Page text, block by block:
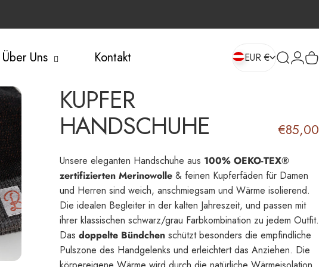
Über Uns Kontakt EUR € SucheLogin
KUPFER
HANDSCHUHE €85,00
Unsere eleganten Handschuhe aus 100% OEKO-TEX®
zertifizierten Merinowolle& feinen Kupferfäden für Damen
und Herren sind weich, anschmiegsam und Wärme isolierend.
Die idealen Begleiter in der kalten Jahreszeit, und passen mit
ihrer klassischen schwarz/grau Farbkombination zu jedem Outfit.
Das doppelte Bündchenschützt besonders die empfindliche
Pulszone des Handgelenks und erleichtert das Anziehen. Die